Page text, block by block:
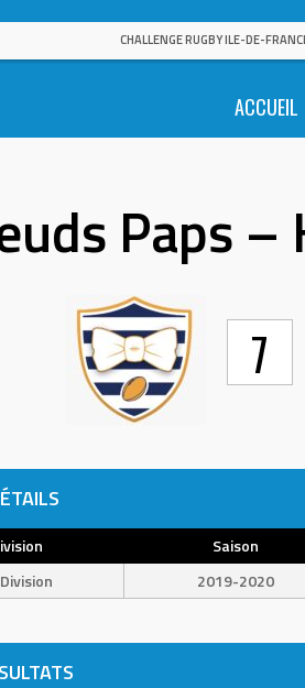
CHALLENGE RUGBY ILE-DE-
ACCUEIL
Paps –
7
Saison
2019-2020